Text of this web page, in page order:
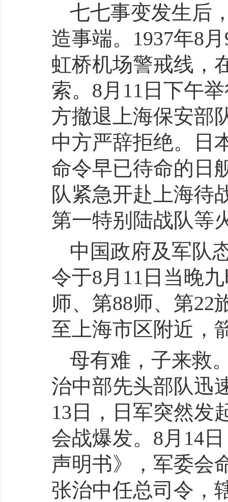
七七事变发生后
造事端。1937年8
虹桥机场警戒线，
索。8月11日下午
方撤退上海保安部
中方严辞拒绝。日
命令早已待命的日
队紧急开赴上海待
第一特别陆战队等
中国政府及军队
令于8月11日当晚
师、第88师、第22
至上海市区附近，
母有难，子来救
治中部先头部队迅
13日，日军突然发
会战爆发。8月14
声明书》，军委会
张治中任总司令，